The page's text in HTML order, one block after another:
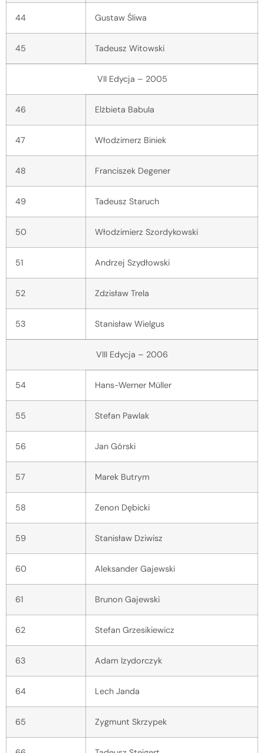
44 Gustaw Śliwa
45 Tadeusz Witowski
VII Edycja – 2005
46 Elżbieta Babula
47 Włodzimerz Biniek
48 Franciszek Degener
49 Tadeusz Staruch
50 Włodzimierz Szordykowski
51 Andrzej Szydłowski
52 Zdzisław Trela
53 Stanisław Wielgus
VIII Edycja – 2006
54 Hans-Werner Müller
55 Stefan Pawlak
56 Jan Górski
57 Marek Butrym
58 Zenon Dębicki
59 Stanisław Dziwisz
60 Aleksander Gajewski
61 Brunon Gajewski
62 Stefan Grzesikiewicz
63 Adam Izydorczyk
64 Lech Janda
65 Zygmunt Skrzypek